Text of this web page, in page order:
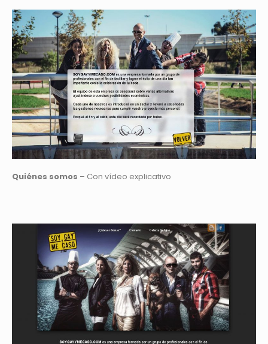
Quiénes somos – Con vídeo explicativo